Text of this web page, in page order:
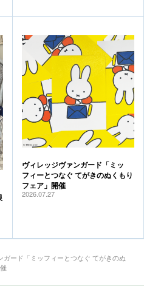
ヴィレッジヴァンガード「ミッ
フィーとつなぐ てがきのぬくもり
フェア」開催
2026.07.27
ガード「ミッフィーとつなぐ てがきのぬ